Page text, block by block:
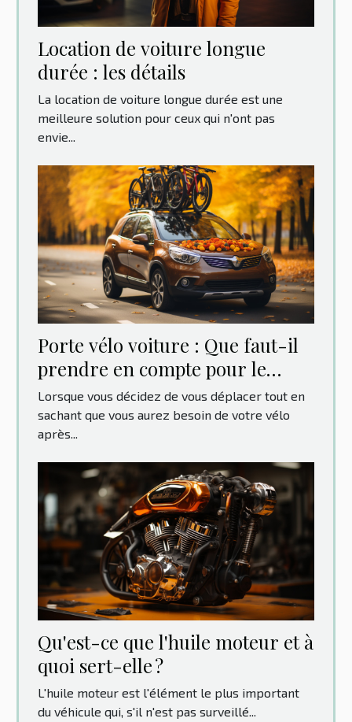
Location‌ ‌de‌ ‌voiture‌ ‌longue‌
‌durée‌ ‌:‌ ‌les‌ ‌détails‌ ‌
La location de voiture longue durée est une
meilleure solution pour ceux qui n'ont pas
envie...
Porte vélo voiture : Que faut-il
prendre en compte pour le
choix ?
Lorsque vous décidez de vous déplacer tout en
sachant que vous aurez besoin de votre vélo
après...
Qu'est-ce que l'huile moteur et à
quoi sert-elle ?
L'huile moteur est l'élément le plus important
du véhicule qui, s'il n'est pas surveillé...